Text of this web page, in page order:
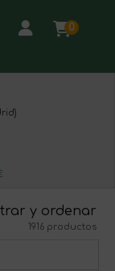
0
y ordenar
1916 productos